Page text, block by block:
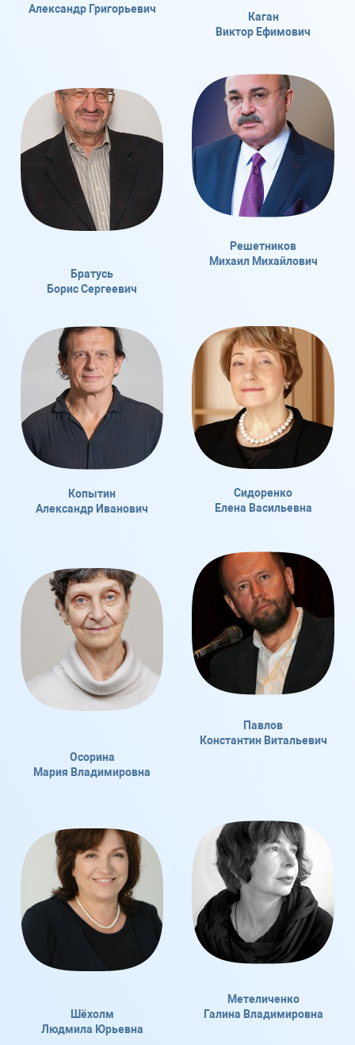
Александр Григорьевич
Каган
Виктор Ефимович
Братусь
Борис Сергеевич
Решетников
Михаил Михайлович
Копытин
Александр Иванович
Сидоренко
Елена Васильевна
Осорина
Мария Владимировна
Павлов
Константин Витальевич
Шёхолм
Людмила Юрьевна
Метеличенко
Галина Владимировна